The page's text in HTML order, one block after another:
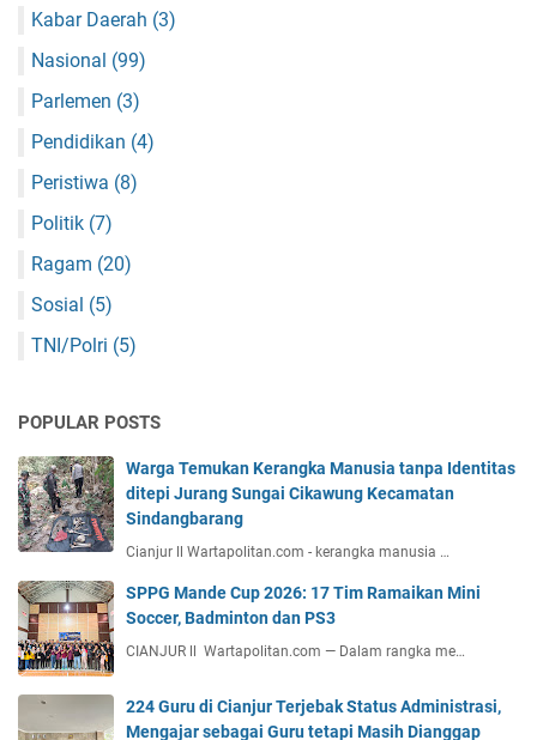
Kabar Daerah (3)
Nasional (99)
Parlemen (3)
Pendidikan (4)
Peristiwa (8)
Politik (7)
Ragam (20)
Sosial (5)
TNI/Polri (5)
POPULAR POSTS
Warga Temukan Kerangka Manusia tanpa Identitas
ditepi Jurang Sungai Cikawung Kecamatan
Sindangbarang
Cianjur ll Wartapolitan.com - kerangka manusia …
SPPG Mande Cup 2026: 17 Tim Ramaikan Mini
Soccer, Badminton dan PS3
CIANJUR ll Wartapolitan.com — Dalam rangka me…
224 Guru di Cianjur Terjebak Status Administrasi,
Mengajar sebagai Guru tetapi Masih Dianggap